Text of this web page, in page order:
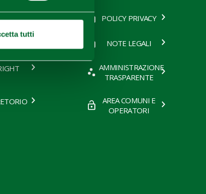
tutti
POLICY PRIVACY
NOTE LEGALI
AMMINISTRAZIONE
TRASPARENTE
AREA COMUNI E
OPERATORI